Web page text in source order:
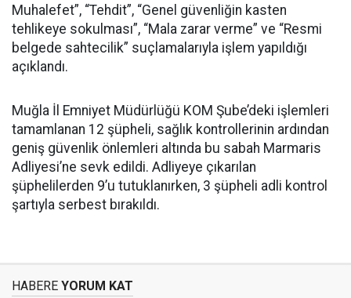
Muhalefet”, “Tehdit”, “Genel güvenliğin kasten
tehlikeye sokulması”, “Mala zarar verme” ve “Resmi
belgede sahtecilik” suçlamalarıyla işlem yapıldığı
açıklandı.
Muğla İl Emniyet Müdürlüğü KOM Şube’deki işlemleri
tamamlanan 12 şüpheli, sağlık kontrollerinin ardından
geniş güvenlik önlemleri altında bu sabah Marmaris
Adliyesi’ne sevk edildi. Adliyeye çıkarılan
şüphelilerden 9’u tutuklanırken, 3 şüpheli adli kontrol
şartıyla serbest bırakıldı.
HABERE YORUM KAT